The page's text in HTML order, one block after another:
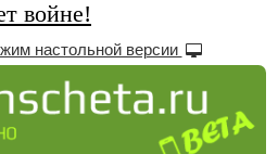
войне!
настольной версии